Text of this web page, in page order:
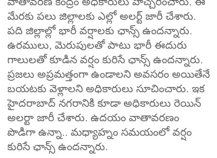
మేరకు పలు జిల్లాలకు ఎల్లో అలర్ట్ జారీ చేశారు.
పది జిల్లాల్లో భారీ వర్షాలకు ఛాన్స్ ఉందన్నారు.
ఉరములు, మెరుపులతో పాటు భారీ ఈదురు
గాలులతో కూడిన వర్షం కురిసే ఛాన్స్ ఉందన్నారు.
ప్రజలు అప్రమత్తంగా ఉండాలని అవసరం అయితేనే
బయటకు వెళ్లాలని అధికారులు సూచించారు. ఇక
హైదరాబాద్‌ నగరానికి కూడా అధికారులు రెయిన్
అలర్టా జారీ చేశారు. ఉదయం వాతావరణం
పొడిగా ఉన్నా.. మధ్యాహ్నం సమయంలో వర్షం
కురిసే ఛాన్స్ ఉందన్నారు.